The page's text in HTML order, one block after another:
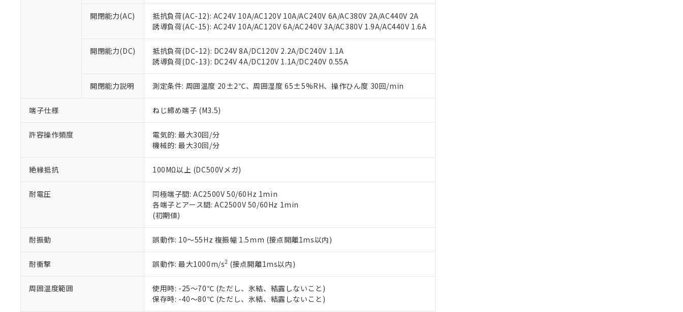
開閉能力(AC)
抵抗負荷(AC-12): AC24V 10A/AC120V 10A/AC240V 6A/AC380V 2A/AC440V 2A
誘導負荷(AC-15): AC24V 10A/AC120V 6A/AC240V 3A/AC380V 1.9A/AC440V 1.6A
開閉能力(DC)
抵抗負荷(DC-12): DC24V 8A/DC120V 2.2A/DC240V 1.1A
誘導負荷(DC-13): DC24V 4A/DC120V 1.1A/DC240V 0.55A
開閉能力説明 測定条件: 周囲温度 20±2℃、周囲湿度 65±5%RH、操作ひん度 30回/min
端子仕様 ねじ締め端子 (M3.5)
許容操作頻度
電気的: 最大30回/分
機械的: 最大30回/分
絶縁抵抗 100MΩ以上 (DC500Vメガ)
耐電圧
同極端子間: AC2500V 50/60Hz 1min
各端子とアース間: AC2500V 50/60Hz 1min
(初期値)
耐振動 誤動作: 10～55Hz 複振幅 1.5mm (接点開離1ms以内)
耐衝撃 誤動作: 最大1000m/s2 (接点開離1ms以内)
周囲温度範囲
使用時: -25～70℃ (ただし、氷結、結露しないこと)
保存時: -40～80℃ (ただし、氷結、結露しないこと)
ご利用条件
本サービスは、当社制御機器事業取扱商品の当社在庫状況および標準価格(税抜)を提供させていただ
くものです。
当社制御機器事業取扱商品の中には、本サービスの対象外となる商品もあることをご了承ください。
在庫状況および標準価格照会結果は、記載している更新日時点での社内データに基づき作成されるも
のであり、閲覧された時点での実際の在庫および標準価格とは異なる場合があることをご了承くださ
い。
正式な納期状況および標準価格はお客様のお取引先、またはお客様担当のオムロン制御機器販売店・
オムロン制御機器販売店や当社販売拠点は「
在庫状況および標準価格結果を当社の事前の承諾なく第三者に漏洩または開示しないようお願いしま
マイパーツ機能（部品リスト作成サービス）をご利用いただくには、I-Webメンバーズにご登録され
ている必要があります。
お客様が当ウェブサイト上で当社にご登録された部品リストについて、当社および当社の共同利用者
が、当社の製品・サービスに関するお客様との取引・商談に必要な範囲で利用することをご了承くだ
※当社の共同利用者とは、 "個人情報の共同利用に関して"
いる法人を指します。
※1 対応状況
対応済み：EU RoHS指令（10物質）の非含有に対応した製品が提供可能な商品です。
対応予定：EU RoHS指令（10物質）の非含有に対応した製品に切り替える予定のある商品です。
対応予定なし：EU RoHS指令（10物質）の非含有に非対応の商品で、対応品を出す予定はありません。
調査・確認中：EU RoHS指令（10物質）の非含有の対応状況を調査中または確認中の商品です。
仕入先様の事情により、非含有部品としていたものが、含有品と判明した場合などやむを得ず変更すること
があります。
*EU RoHS指令（10物質）：
鉛(Pb) 1000ppm以下、 水銀(Hg) 1000ppm以下、 カドミウム(Cd) 100ppm以下、
フタル酸ビス(2-エチルヘキシル) (DEHP)(別名：DOP) 1000ppm以下、フタル酸ブチルベンジル（BBP） 1000ppm以下、フタル酸ジブチ
ル（DBP） 1000ppm以下、フタル酸ジイソブチル (DIBP) 1000ppm以下
但し、RoHS指令で産業用監視および制御機器に対する適用除外項目は除く。
フタル酸エステル類の４物質については閾値を超える意図的な使用がないことを確認しています。
※2 対応予定月
部品在庫の切り替え状況などにより、予定月が前後することがあります。
※3 非含有証明書ダウンロード
下記の非含有証明書をダウンロードすることができます。
EU RoHS指令（10物質）の非含有証明書
51物質の非含有証明書（当社基準）
※1 中国RoHS○×表
「○」：最大均質材料含有率が中国RoHSの基準値以下であることを示します。
「×」：最大均質材料含有率が中国RoHSの基準値を超えていることを示します。
「－」：未確認です。当社販売部門へお問い合わせください。
*中国RoHS10物質の基準値 (GB/T26572)：
Pb(鉛) :1000ppm、 Hg(水銀) : 1000ppm、 Cd(カドミウム) : 100ppm、
Cr(Ⅵ)(六価クロム) : 1000ppm、 PBBs(ポリ臭化ビフェニル類) : 1000ppm、 PBDEs(ポリ臭化ジフェニルエーテル類) : 1000ppm、
DEHP(フタル酸ビス(2-エチルヘキシル)) : 1000ppm
※2 環境保護使用期限
「ｅ」：有害物質（10物質）のすべてが基準値以下であることを示します。
味します。
「－」：未確認です。当社販売部門へお問い合わせください。
当社は、これら貴社製品のうち、外国為替および外国貿易法に定める商品（以下｢規制貨物等」とい
う）を輸出または国外への提供する場合は、日本国政府の輸出許可(または役務取引許可)を取得する
などの必要な手続きをとります。
当社は規制貨物を破棄する場合は、完全に破砕するなど、違法に輸出されないよう必要な手段を講じ
ます。
当社は貴社製品を、核兵器、ミサイル、化学兵器、生物兵器またはその他武器並びにこれらの製造装
当社は、貴社製品を第三者に販売する場合は、上記1、2および3の内容を当該第三者に通知します。
また当社は、販売先および販売に係わる関係者が違法に輸出するおそれがある場合は、取り引きをい
たしません。
合意する
号
一定数以上の在庫あり
－